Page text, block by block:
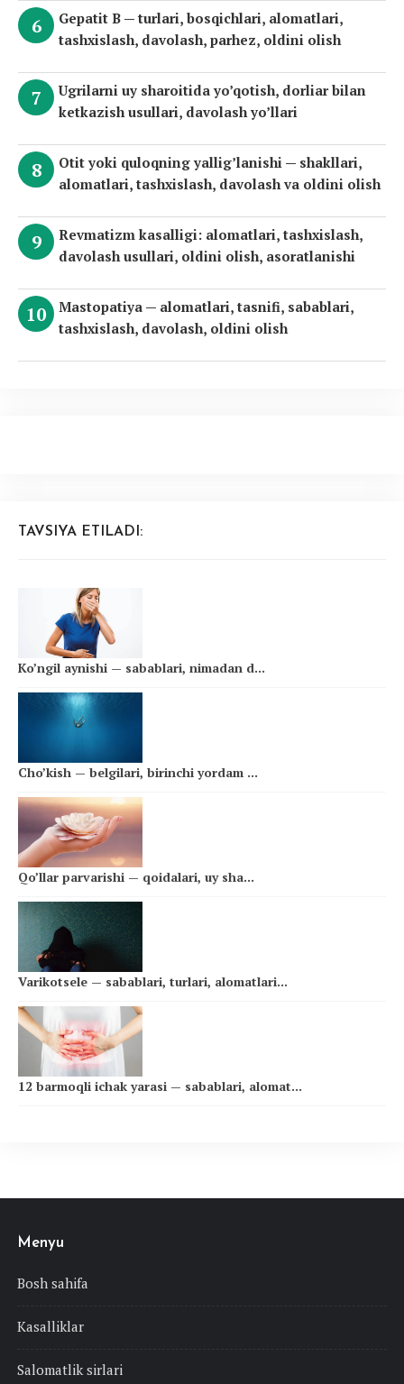
Gepatit B — turlari, bosqichlari, alomatlari,
tashxislash, davolash, parhez, oldini olish
Ugrilarni uy sharoitida yo’qotish, dorliar bilan
ketkazish usullari, davolash yo’llari
Otit yoki quloqning yallig’lanishi — shakllari,
alomatlari, tashxislash, davolash va oldini olish
Revmatizm kasalligi: alomatlari, tashxislash,
davolash usullari, oldini olish, asoratlanishi
Mastopatiya — alomatlari, tasnifi, sabablari,
tashxislash, davolash, oldini olish
TAVSIYA ETILADI:
Ko’ngil aynishi — sabablari, nimadan d...
Cho’kish — belgilari, birinchi yordam ...
Qo’llar parvarishi — qoidalari, uy sha...
Varikotsele — sabablari, turlari, alomatlari...
12 barmoqli ichak yarasi — sabablari, alomat...
Menyu
Bosh sahifa
Kasalliklar
Salomatlik sirlari